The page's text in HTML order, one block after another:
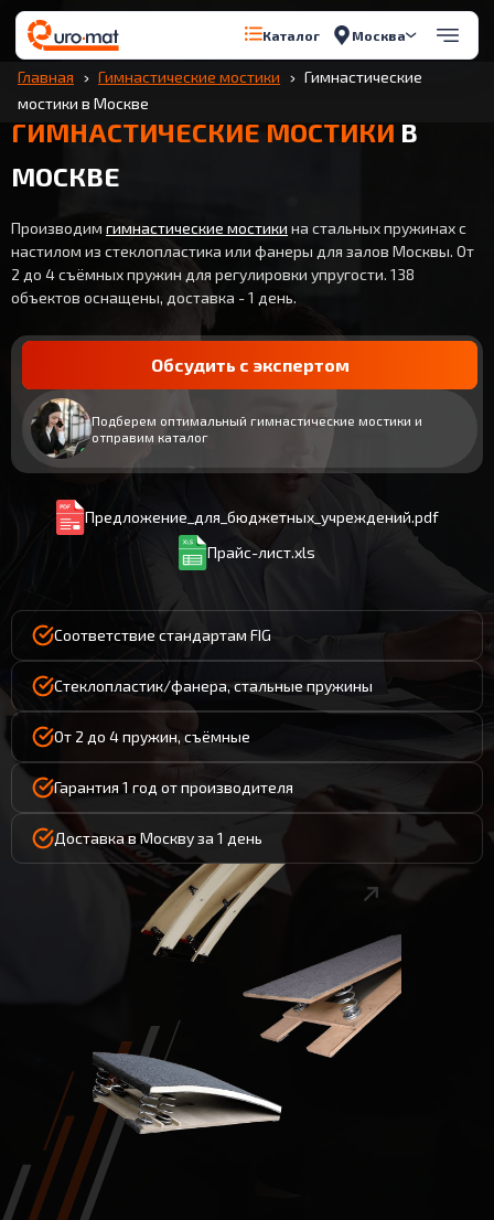
Каталог Москва
Главная Гимнастические мостики
Гимнастические
мостики в Москве
ГИМНАСТИЧЕСКИЕ МОСТИКИ В
МОСКВЕ
Производим гимнастические мостики на стальных пружинах с
настилом из стеклопластика или фанеры для залов Москвы. От
2 до 4 съёмных пружин для регулировки упругости. 138
объектов оснащены, доставка - 1 день.
Обсудить с экспертом
Подберем оптимальный гимнастические мостики и
отправим каталог
Предложение_для_бюджетных_учреждений.pdf
Прайс-лист.xls
Соответствие стандартам FIG
Стеклопластик/фанера, стальные пружины
От 2 до 4 пружин, съёмные
Гарантия 1 год от производителя
Доставка в Москву за 1 день